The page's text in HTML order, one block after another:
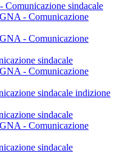
Comunicazione sindacale
- Comunicazione
- Comunicazione
sindacale
- Comunicazione
sindacale indizione
sindacale
- Comunicazione
sindacale